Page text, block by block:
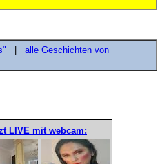
alle Geschichten von
LIVE mit webcam: